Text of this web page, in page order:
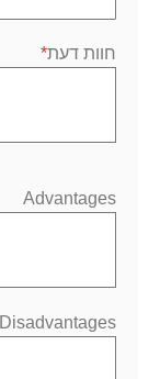
חוות דעת
Advantages
Disadvantages